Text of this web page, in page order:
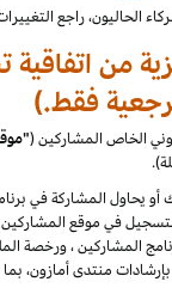
من
فقط.)
الخاص المشاركين (
يحاول المشاركة في
المشاركين ، ورخصة